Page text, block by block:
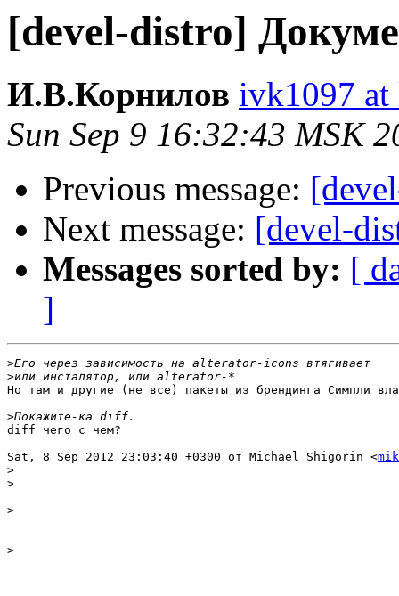
[devel-distro]
И.В.Корнилов ivk1097
Sun Sep 9 16:32:43 MSK
Previous message:
Next message: [devel-
Messages sorted by: [
]
>
>
Но там и другие (не все) пакеты из брендинга Симпли
>
diff чего с чем?
Sat, 8 Sep 2012 23:03:40 +0300 от Michael Shigorin <
>
>
>
>